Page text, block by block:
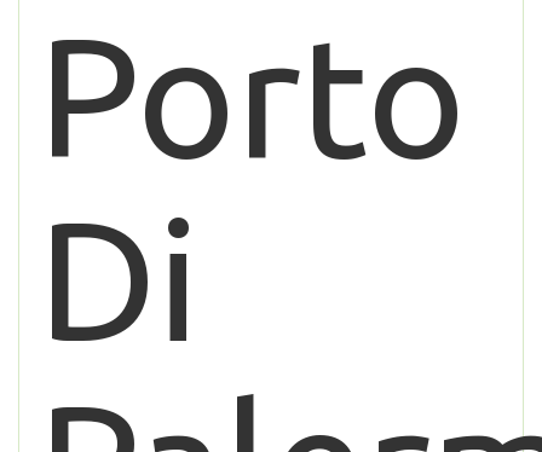
Porto
Di